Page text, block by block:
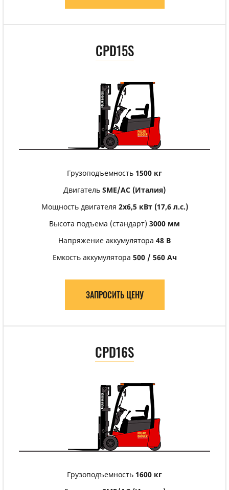
CPD15S
Грузоподъемность 1500 кг
Двигатель SME/АС (Италия)
Мощность двигателя 2х6,5 кВт (17,6 л.с.)
Высота подъема (стандарт) 3000 мм
Напряжение аккумулятора 48 В
Емкость аккумулятора 500 / 560 Ач
ЗАПРОСИТЬ ЦЕНУ
CPD16S
Грузоподъемность 1600 кг